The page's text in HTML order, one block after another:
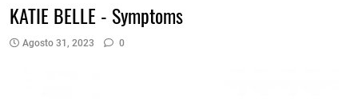
KATIE BELLE - Symptoms
Agosto 31, 2023 0